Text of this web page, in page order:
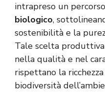
intrapreso un
biologico,
sostenibilità e la
Tale scelta
nella qualità e nel
rispettano la
biodiversità